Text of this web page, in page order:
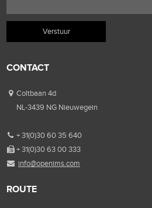
CONTACT
Coltbaan 4d
NL-3439 NG Nieuwegein
+ 31(0)30 60 35 640
+ 31(0)30 63 00 333
info@openims.com
ROUTE